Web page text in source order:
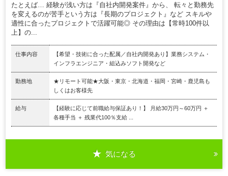
たとえば… 経験が浅い方は『自社内開発案件』から、 転々と勤務先
を変えるのが苦手という方は『長期のプロジェクト』など スキルや
適性に合ったプロジェクトで活躍可能◎ その理由は【常時100件以
上】の...
仕事内容
【希望・技術に合った配属／自社内開発あり】業務システム・
インフラエンジニア・組込みソフト開発など
勤務地
★リモート可能★大阪・東京・北海道・福岡・宮崎・鹿児島も
しくはお客様先
給与
【経験に応じて前職給与保証あり！】 月給30万円～60万円 ＋
各種手当 ＋ 残業代100％支給 ...
気になる